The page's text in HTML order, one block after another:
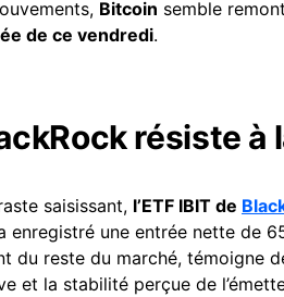
Bitcoin semble
de ce vendredi.
résiste à
saisissant, l’ETF IBIT de
enregistré une entrée nette de
du reste du marché, témoigne
et la stabilité perçue de